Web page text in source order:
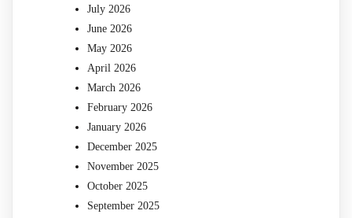
July 2026
June 2026
May 2026
April 2026
March 2026
February 2026
January 2026
December 2025
November 2025
October 2025
September 2025